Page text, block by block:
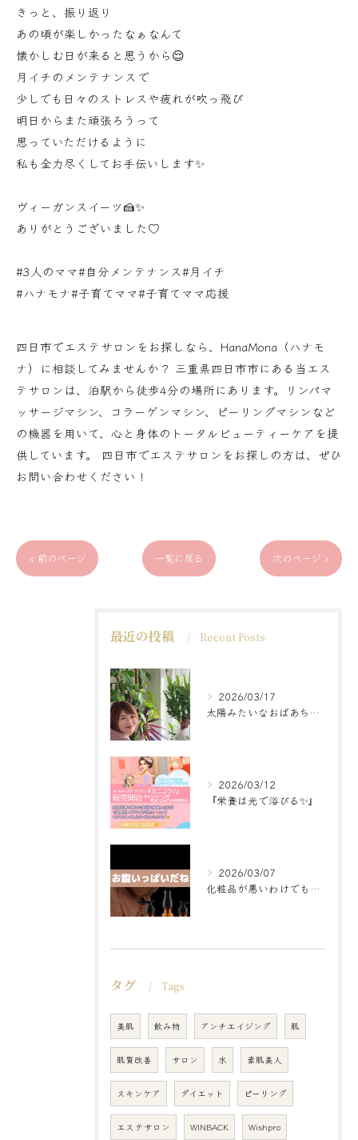
きっと、振り返り
あの頃が楽しかったなぁなんて
懐かしむ日が来ると思うから😌
月イチのメンテナンスで
少しでも日々のストレスや疲れが吹っ飛び
明日からまた頑張ろうって
思っていただけるように
私も全力尽くしてお手伝いします✨
ヴィーガンスイーツ🍰✨
ありがとうございました♡
#3人のママ#自分メンテナンス#月イチ
#ハナモナ#子育てママ#子育てママ応援
四日市でエステサロンをお探しなら、HanaMona（ハナモ
ナ）に相談してみませんか？ 三重県四日市市にある当エス
テサロンは、泊駅から徒歩4分の場所にあります。リンパマ
ッサージマシン、コラーゲンマシン、ピーリングマシンなど
の機器を用いて、心と身体のトータルビューティーケアを提
供しています。 四日市でエステサロンをお探しの方は、ぜひ
お問い合わせください！
< 前のページ 一覧に戻る 次のページ >
最近の投稿 Recent Posts
2026/03/17
太陽みたいなおばあちゃんに
2026/03/12
『栄養は光で浴びる✨』
2026/03/07
化粧品が悪いわけでもなく
タグ Tags
美肌 飲み物 アンチエイジング 肌
肌質改善 サロン 水 素肌美人
スキンケア ダイエット ピーリング
エステサロン WINBACK Wishpro